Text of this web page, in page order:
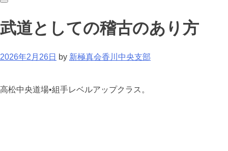
武道としての稽古のあり方
2026年2月26日 by 新極真会香川中央支部
高松中央道場•組手レベルアップクラス。